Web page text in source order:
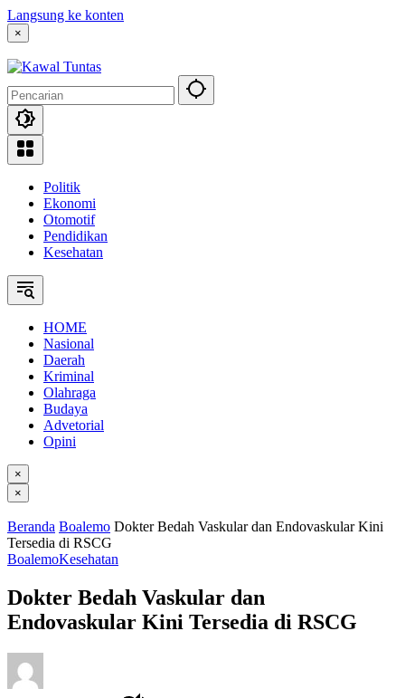
Langsung ke konten
×
Politik
Ekonomi
Otomotif
Pendidikan
Kesehatan
HOME
Nasional
Daerah
Kriminal
Olahraga
Budaya
Advetorial
Opini
×
×
Beranda Boalemo Dokter Bedah Vaskular dan Endovaskular Kini
Tersedia di RSCG
BoalemoKesehatan
Dokter Bedah Vaskular dan
Endovaskular Kini Tersedia di RSCG